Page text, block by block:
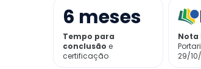
6 meses
Tempo para
conclusão e
certificação
Nota
29/